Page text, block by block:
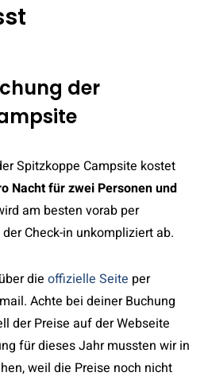
der
Spitzkoppe Campsite kostet
Nacht für zwei Personen und
am besten vorab per
Check-in unkompliziert ab.
die offizielle Seite per
Achte bei deiner Buchung
der Preise auf der Webseite
für dieses Jahr mussten wir in
weil die Preise noch nicht